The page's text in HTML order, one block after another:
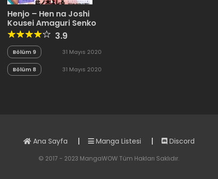
Henjo – Hen na Joshi
Kousei Amaguri Senko
3.9
Bölüm 9 31 Mayıs 2020
Bölüm 8 31 Mayıs 2020
Ana Sayfa Manga Listesi Discord
© 2017 - 2023 MangaWOW Tüm Hakları Saklıdır.